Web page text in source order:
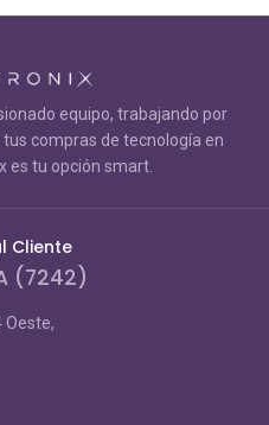
equipo, trabajando por
compras de tecnología en
es tu opción smart.
Cliente
(7242)
Oeste,